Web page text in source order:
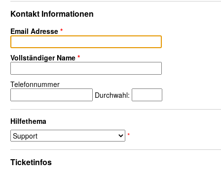
Kontakt Informationen
Email Adresse *
Vollständiger Name *
Telefonnummer
Durchwahl:
Hilfethema
*
Ticketinfos